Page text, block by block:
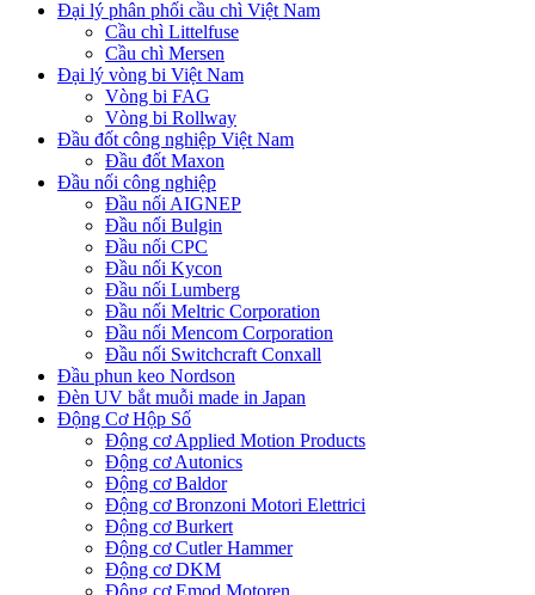
Đại lý phân phối cầu chì Việt Nam
Cầu chì Littelfuse
Cầu chì Mersen
Đại lý vòng bi Việt Nam
Vòng bi FAG
Vòng bi Rollway
Đầu đốt công nghiệp Việt Nam
Đầu đốt Maxon
Đầu nối công nghiệp
Đầu nối AIGNEP
Đầu nối Bulgin
Đầu nối CPC
Đầu nối Kycon
Đầu nối Lumberg
Đầu nối Meltric Corporation
Đầu nối Mencom Corporation
Đầu nối Switchcraft Conxall
Đầu phun keo Nordson
Đèn UV bắt muỗi made in Japan
Động Cơ Hộp Số
Động cơ Applied Motion Products
Động cơ Autonics
Động cơ Baldor
Động cơ Bronzoni Motori Elettrici
Động cơ Burkert
Động cơ Cutler Hammer
Động cơ DKM
Động cơ Emod Motoren